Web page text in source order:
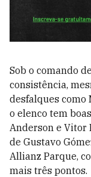
Sob o comando
consistência,
desfalques como
o elenco tem
Anderson e Vitor
de Gustavo
Allianz Parque,
mais três pontos.